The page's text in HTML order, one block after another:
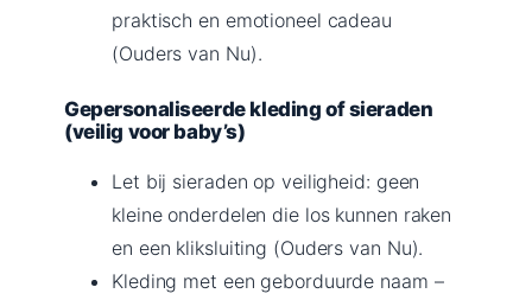
praktisch en emotioneel cadeau
(Ouders van Nu).
Gepersonaliseerde kleding of sieraden
(veilig voor baby’s)
Let bij sieraden op veiligheid: geen
kleine onderdelen die los kunnen raken
en een kliksluiting (Ouders van Nu).
Kleding met een geborduurde naam –